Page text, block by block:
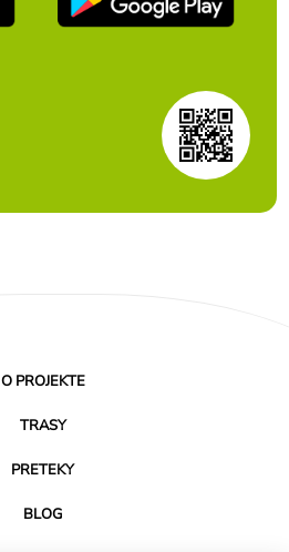
O PROJEKTE
TRASY
PRETEKY
BLOG